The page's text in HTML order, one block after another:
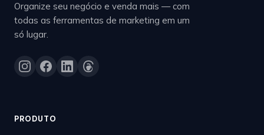
Organize seu negócio e venda mais — com
todas as ferramentas de marketing em um
só lugar.
PRODUTO